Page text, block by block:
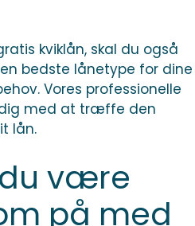
kviklån, skal du også
bedste lånetype for dine
Vores professionelle
med at træffe den
lån.
være
på med